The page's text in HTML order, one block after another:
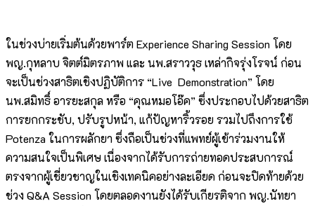
ในช่วงบ่ายเริ่มต้นด้วยพาร์ต Experience Sharing Session โดย
พญ.กุหลาบ จิตต์มิตรภาพ และ นพ.สราววุธ เหล่ากิจรุ่งโรจน์ ก่อน
จะเป็นช่วงสาธิตเชิงปฏิบัติการ “Live Demonstration” โดย
นพ.สมิทธิ์ อารยะสกุล หรือ “คุณหมอโอ๊ค” ซึ่งประกอบไปด้วยสาธิต
การยกกระชับ, ปรับรูปหน้า, แก้ปัญหาริ้วรอย รวมไปถึงการใช้
Potenza ในการผลักยา ซึ่งถือเป็นช่วงที่แพทย์ผู้เข้าร่วมงานให้
ความสนใจเป็นพิเศษ เนื่องจากได้รับการถ่ายทอดประสบการณ์
ตรงจากผู้เชี่ยวชาญในเชิงเทคนิคอย่างละเอียด ก่อนจะปิดท้ายด้วย
ช่วง Q&A Session โดยตลอดงานยังได้รับเกียรติจาก พญ.นัทยา